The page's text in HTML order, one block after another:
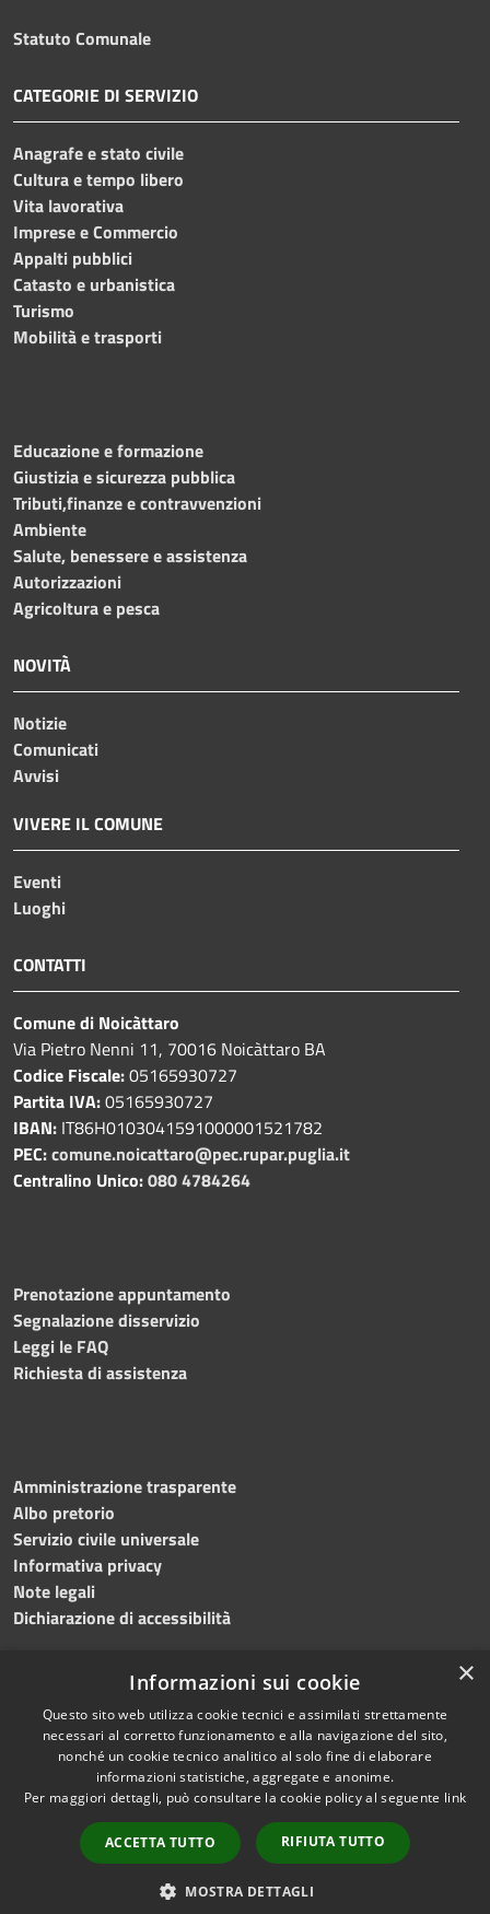
Statuto Comunale
CATEGORIE DI SERVIZIO
Anagrafe e stato civile
Cultura e tempo libero
Vita lavorativa
Imprese e Commercio
Appalti pubblici
Catasto e urbanistica
Turismo
Mobilità e trasporti
Educazione e formazione
Giustizia e sicurezza pubblica
Tributi,finanze e contravvenzioni
Ambiente
Salute, benessere e assistenza
Autorizzazioni
Agricoltura e pesca
NOVITÀ
Notizie
Comunicati
Avvisi
VIVERE IL COMUNE
Eventi
Luoghi
CONTATTI
Comune di Noicàttaro
Via Pietro Nenni 11, 70016 Noicàttaro BA
Codice Fiscale:05165930727
Partita IVA:05165930727
IBAN: IT86H0103041591000001521782
PEC:comune.noicattaro@pec.rupar.puglia.it
Centralino Unico:080 4784264
Prenotazione appuntamento
Segnalazione disservizio
Leggi le FAQ
Richiesta di assistenza
Amministrazione trasparente
Albo pretorio
Servizio civile universale
Informativa privacy
Note legali
Dichiarazione di accessibilità
RSS
Accessibilità
Cookie
Mappa del sito
Difensore civico
Copyright © 2023 •
Comune di Noicàttaro
Powered byMunicipium
Redazione•Portale
dipendente
WebMail Dipendenti
×
Informazioni sui cookie
Questo sito web utilizza cookie tecnici e assimilati strettamente
necessari al corretto funzionamento e alla navigazione del sito,
nonché un cookie tecnico analitico al solo fine di elaborare
informazioni statistiche, aggregate e anonime.
Per maggiori dettagli, può consultare la cookie policy al seguente link
ACCETTA TUTTO RIFIUTA TUTTO
MOSTRA DETTAGLI